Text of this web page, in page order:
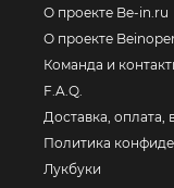
О проекте Be-in.ru
О проекте
Команда и
F.A.Q.
Доставка, оплата,
Политика
Лукбуки